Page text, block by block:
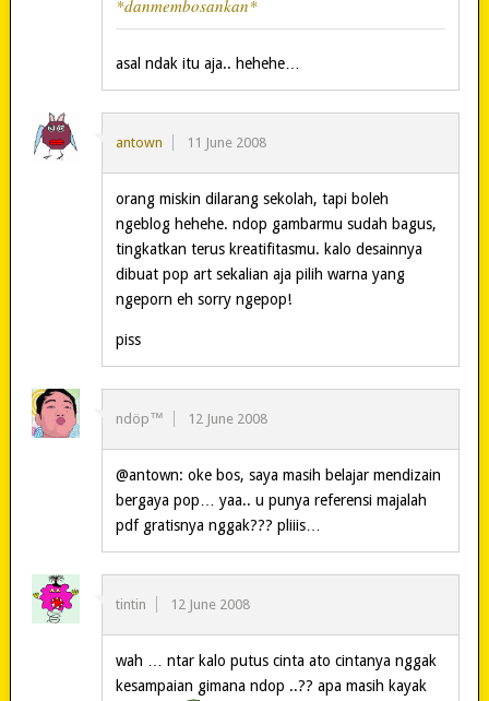
*danmembosankan*
asal ndak itu aja.. hehehe…
antown 11 June 2008
orang miskin dilarang sekolah, tapi boleh
ngeblog hehehe. ndop gambarmu sudah bagus,
tingkatkan terus kreatifitasmu. kalo desainnya
dibuat pop art sekalian aja pilih warna yang
ngeporn eh sorry ngepop!
piss
ndöp™ 12 June 2008
@antown: oke bos, saya masih belajar mendizain
bergaya pop… yaa.. u punya referensi majalah
pdf gratisnya nggak??? pliiis…
tintin 12 June 2008
wah … ntar kalo putus cinta ato cintanya nggak
kesampaian gimana ndop ..?? apa masih kayak